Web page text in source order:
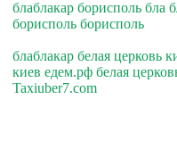
блаблакар борисполь бла
борисполь борисполь
блаблакар белая церковь
киев едем.рф белая
Taxiuber7.com